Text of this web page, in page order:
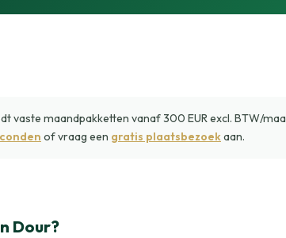
vaste maandpakketten vanaf 300 EUR excl. BTW/
of vraag een gratis plaatsbezoekaan.
Dour?